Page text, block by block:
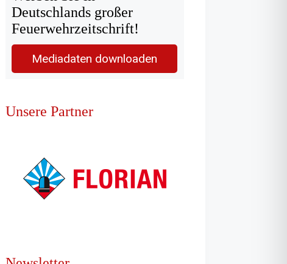
Deutschlands großer
Feuerwehrzeitschrift!
Mediadaten downloaden
Unsere Partner